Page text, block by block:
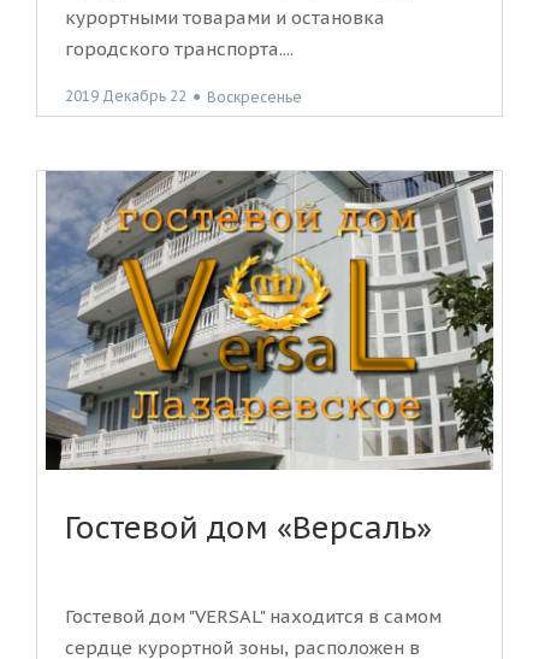
курортными товарами и остановка
городского транспорта....
2019 Декабрь 22 ● Воскресенье
Гостевой дом «Версаль»
Гостевой дом "VERSAL" находится в самом
сердце курортной зоны, расположен в